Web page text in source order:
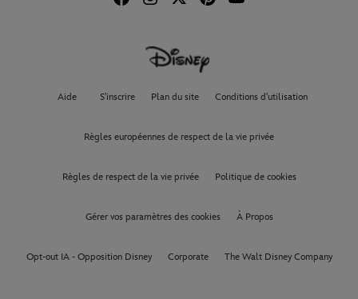
Aide S'inscrire Plan du site Conditions d'utilisation
Règles européennes de respect de la vie privée
Règles de respect de la vie privée Politique de cookies
Gérer vos paramètres des cookies À Propos
Opt-out IA - Opposition Disney Corporate The Walt Disney Company